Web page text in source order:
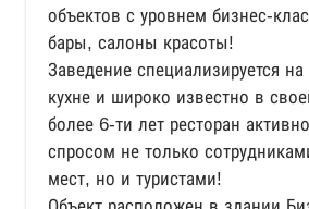
объектов с уровнем бизнес-
бары, салоны красоты!
Заведение специализируется
кухне и широко известно в
более 6-ти лет ресторан
спросом не только
мест, но и туристами!